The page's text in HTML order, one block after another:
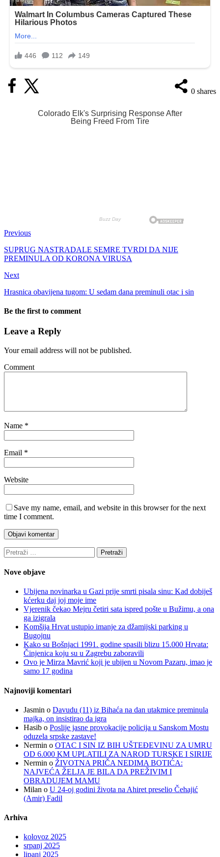
0 shares
Previous
SUPRUG NASTRADALE SEMRE TVRDI DA NIJE
PREMINULA OD KORONA VIRUSA
Next
Hrasnica obavijena tugom: U sedam dana preminuli otac i sin
Be the first to comment
Leave a Reply
Your email address will not be published.
Comment
Name *
Email *
Website
Save my name, email, and website in this browser for the next
time I comment.
Pretraži:
Nove objave
Ubijena novinarka u Gazi prije smrti pisala sinu: Kad dobiješ
kćerku daj joj moje ime
Vjerenik čekao Mejru četiri sata ispred pošte u Bužimu, a ona
ga izigrala
Komšija Hrvat ustupio imanje za džamijski parking u
Bugojnu
Kako su Bošnjaci 1991. godine spasili blizu 15.000 Hrvata:
Činjenica koju su u Zagrebu zaboravili
Ovo je Mirza Mavrić koji je ubijen u Novom Pazaru, imao je
samo 17 godina
Najnoviji komentari
Jasmin o Davudu (11) iz Bihaća na dan utakmice preminula
majka, on insistirao da igra
Hasib o Poslije jasne provokacije policija u Sanskom Mostu
oduzela srpske zastave!
Nermin o OTAC I SIN IZ BIH UŠTEĐEVINU ZA UMRU
OD 6.000 KM UPLATILI ZA NAROD TURSKE I SIRIJE
Nermin o ŽIVOTNA PRIČA NEDIMA BOTIĆA:
NAJVEĆA ŽELJA JE BILA DA PREŽIVIM I
OBRADUJEM MAMU
Milan o U 24-oj godini života na Ahiret preselio Čehajić
(Amir) Fadil
Arhiva
kolovoz 2025
srpanj 2025
lipanj 2025